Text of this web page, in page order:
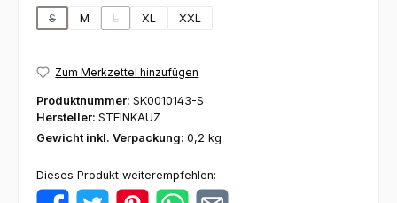
S
(Diese Option ist zurzeit nicht verfügbar.)
M L
(Diese Option ist zurzeit nicht verfügbar.)
XL XXL
Zum Merkzettel hinzufügen
Produktnummer: SK0010143-S
Hersteller: STEINKAUZ
Gewicht inkl. Verpackung: 0,2 kg
Dieses Produkt weiterempfehlen: